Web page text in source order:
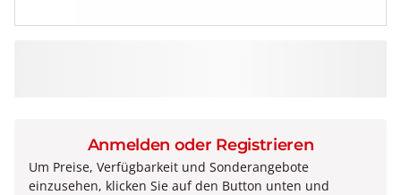
Anmelden oder Registrieren
Um Preise, Verfügbarkeit und Sonderangebote
einzusehen, klicken Sie auf den Button unten und